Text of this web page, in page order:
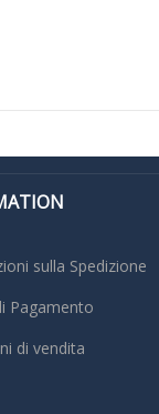
sulla Spedizione
Pagamento
di vendita